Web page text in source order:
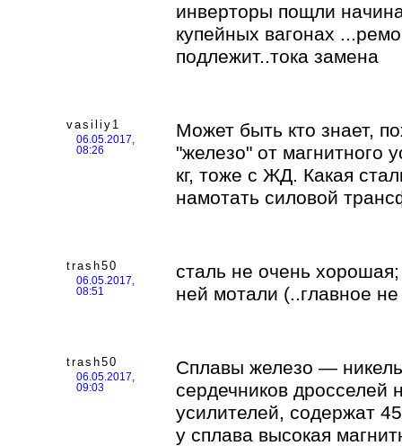
инверторы пощли
купейных вагонах
подлежит..тока замена
vasiliy1
06.05.2017,
08:26
Может быть кто знает,
"железо" от магнитного
кг, тоже с ЖД. Какая
намотать силовой
trash50
06.05.2017,
08:51
сталь не очень
ней мотали (..главное
trash50
06.05.2017,
09:03
Сплавы железо —
сердечников
усилителей, содержат
у сплава высокая